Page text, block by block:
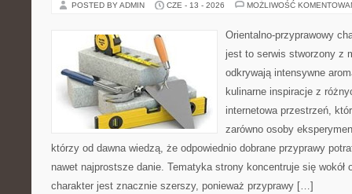
POSTED BY ADMIN CZE - 13 - 2026 MOŻLIWOŚĆ
Orientalno-przyprawowy
jest to serwis stworzony z
odkrywają intensywne
kulinarne inspiracje z
internetowa przestrzeń,
zarówno osoby
którzy od dawna wiedzą, że odpowiednio dobrane przyprawy
nawet najprostsze danie. Tematyka strony koncentruje się wokół
charakter jest znacznie szerszy, ponieważ przyprawy […]